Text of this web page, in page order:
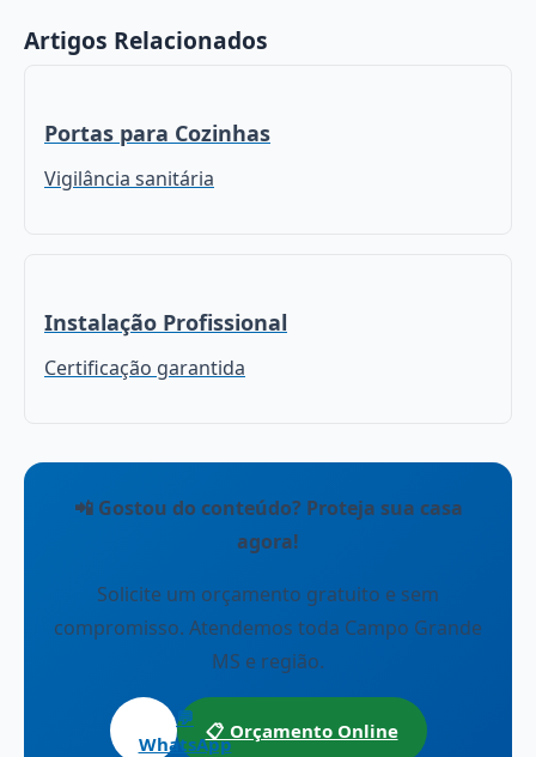
Artigos Relacionados
Portas para Cozinhas
Vigilância sanitária
Instalação Profissional
Certificação garantida
📲 Gostou do conteúdo? Proteja sua casa
agora!
Solicite um orçamento gratuito e sem
compromisso. Atendemos toda Campo Grande
MS e região.
💬
WhatsApp
📋 Orçamento Online